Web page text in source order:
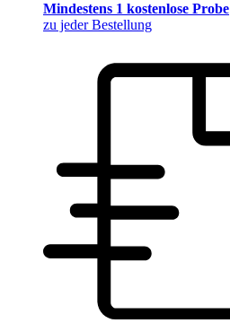
Mindestens 1 kostenlose Probe
zu jeder Bestellung